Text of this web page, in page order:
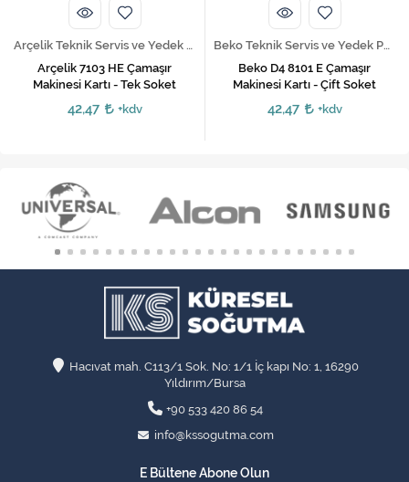
Arçelik Teknik Servis ve Yedek Parça Hizmetleri
Arçelik 7103 HE Çamaşır
Makinesi Kartı - Tek Soket
42,47 +kdv
Beko Teknik Servis ve Yedek Parça Hizmetleri
Beko D4 8101 E Çamaşır
Makinesi Kartı - Çift Soket
42,47 +kdv
Hacıvat mah. C113/1 Sok. No: 1/1 İç kapı No: 1, 16290
Yıldırım/Bursa
+90 533 420 86 54
info@kssogutma.com
E Bültene Abone Olun